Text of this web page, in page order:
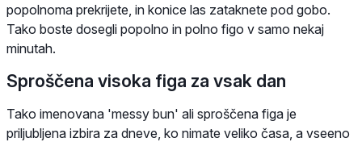
popolnoma prekrijete, in konice las zataknete pod gobo.
Tako boste dosegli popolno in polno figo v samo nekaj
minutah.
Sproščena visoka figa za vsak dan
Tako imenovana 'messy bun' ali sproščena figa je
priljubljena izbira za dneve, ko nimate veliko časa, a vseeno